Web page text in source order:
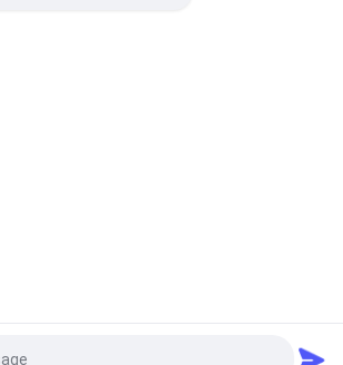
Co.,Ltd.. All Rights Reserved.